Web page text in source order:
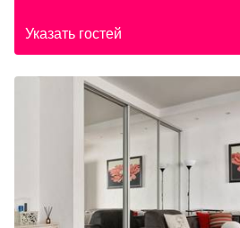
Указать гостей